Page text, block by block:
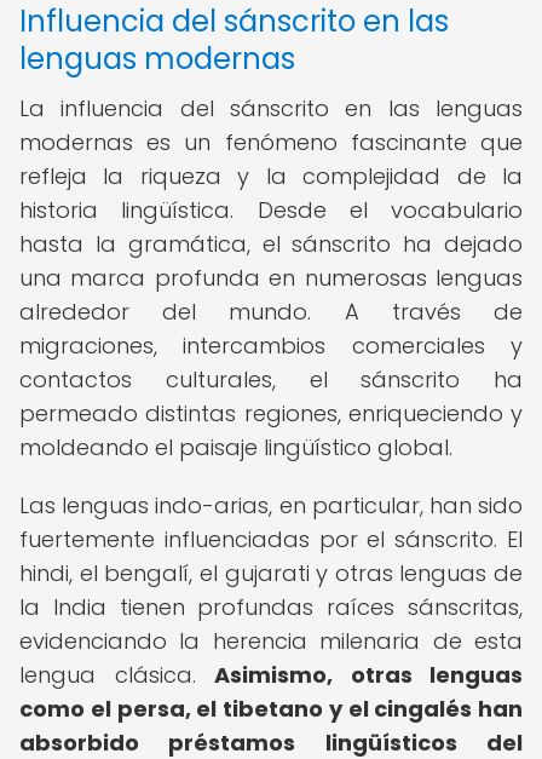
Influencia del sánscrito en las
lenguas modernas
La influencia del sánscrito en las lenguas
modernas es un fenómeno fascinante que
refleja la riqueza y la complejidad de la
historia lingüística. Desde el vocabulario
hasta la gramática, el sánscrito ha dejado
una marca profunda en numerosas lenguas
alrededor del mundo. A través de
migraciones, intercambios comerciales y
contactos culturales, el sánscrito ha
permeado distintas regiones, enriqueciendo y
moldeando el paisaje lingüístico global.
Las lenguas indo-arias, en particular, han sido
fuertemente influenciadas por el sánscrito. El
hindi, el bengalí, el gujarati y otras lenguas de
la India tienen profundas raíces sánscritas,
evidenciando la herencia milenaria de esta
lengua clásica. Asimismo, otras lenguas
como el persa, el tibetano y el cingalés han
absorbido préstamos lingüísticos del